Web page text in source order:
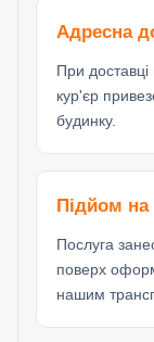
Адресна
При
кур'єр
будинку.
Підйом на
Послуга
поверх
нашим